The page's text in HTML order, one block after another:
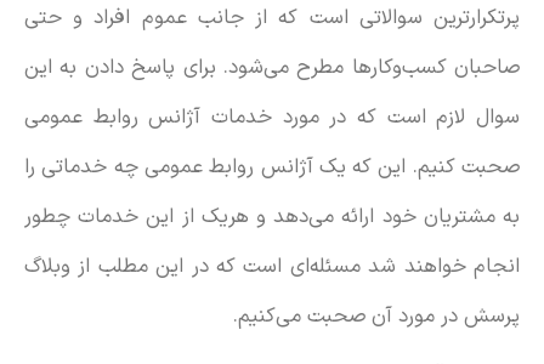
پرتکرارترین سوالاتی است که از جانب عموم افراد و حتی
صاحبان کسب‌وکارها مطرح می‌شود. برای پاسخ دادن به این
سوال لازم است که در مورد خدمات آژانس روابط عمومی
صحبت کنیم. این که یک آژانس روابط عمومی چه خدماتی را
به مشتریان خود ارائه می‌دهد و هریک از این خدمات چطور
انجام خواهند شد مسئله‌ای است که در این مطلب از وبلاگ
پرسش در مورد آن صحبت می‌کنیم.